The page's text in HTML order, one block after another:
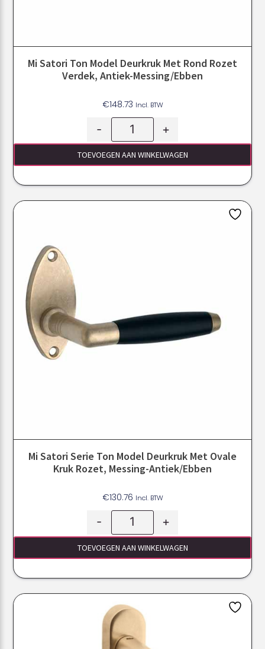
Mi Satori Ton Model Deurkruk Met Rond Rozet
Verdek, Antiek-Messing/ebben
€148.73 Incl. BTW
- +
TOEVOEGEN AAN WINKELWAGEN
Mi Satori Serie Ton Model Deurkruk Met Ovale
Kruk Rozet, Messing-Antiek/ebben
€130.76 Incl. BTW
- +
TOEVOEGEN AAN WINKELWAGEN